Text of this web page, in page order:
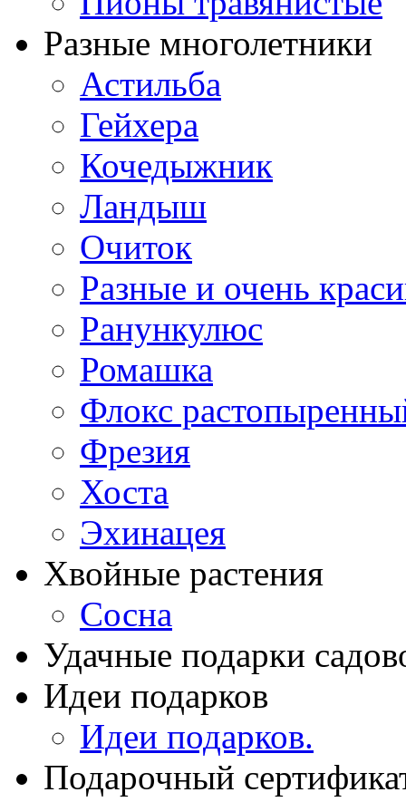
Разные многолетники
Астильба
Гейхера
Кочедыжник
Ландыш
Очиток
Разные и очень
Ранункулюс
Ромашка
Флокс
Фрезия
Хоста
Эхинацея
Хвойные растения
Сосна
Удачные подарки
Идеи подарков
Идеи подарков.
Подарочный